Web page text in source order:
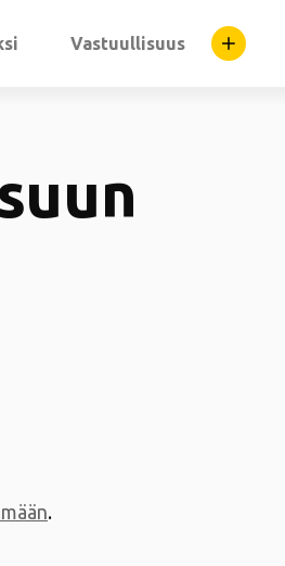
Vastuullisuus
.